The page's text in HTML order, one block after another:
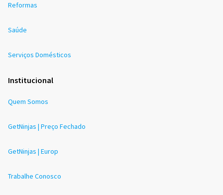
Reformas
Saúde
Serviços Domésticos
Institucional
Quem Somos
GetNinjas | Preço Fechado
GetNinjas | Europ
Trabalhe Conosco